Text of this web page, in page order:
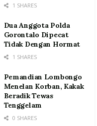
1 SHARES
Dua Anggota Polda
Gorontalo Dipecat
Tidak Dengan Hormat
1 SHARES
Pemandian Lombongo
Menelan Korban, Kakak
Beradik Tewas
Tenggelam
0 SHARES